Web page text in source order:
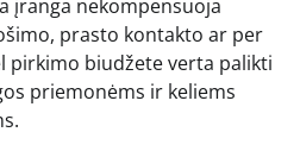
įranga nekompensuoja
prasto kontakto ar per
pirkimo biudžete verta palikti
priemonėms ir keliems